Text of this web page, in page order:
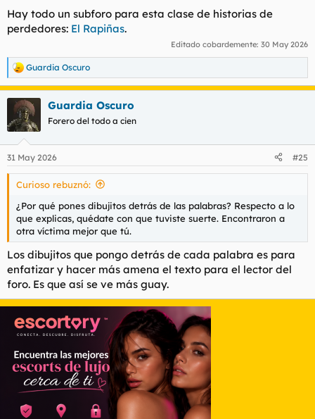
Hay todo un subforo para esta clase de historias de
perdedores: El Rapiñas.
Editado cobardemente: 30 May 2026
R
e
a
c
c
i
e
s
Guardia Oscuro
Guardia Oscuro
Forero del todo a cien
31 May 2026 #25
Curioso rebuznó:
¿Por qué pones dibujitos detrás de las palabras? Respecto a lo
que explicas, quédate con que tuviste suerte. Encontraron a
otra víctima mejor que tú.
Los dibujitos que pongo detrás de cada palabra es para
enfatizar y hacer más amena el texto para el lector del
foro. Es que así se ve más guay.